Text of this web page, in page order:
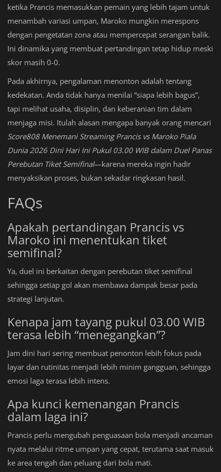
ketika Prancis memasukkan pemain yang lebih tajam untuk
menambah variasi umpan, Maroko mungkin merespons
dengan pengetatan zona atau mempercepat serangan balik.
Ini dinamika yang membuat pertandingan tetap hidup meski
skor masih 0-0.
Pada akhirnya, pengalaman menonton adalah tentang
kedekatan. Anda tidak hanya menilai “siapa lebih bagus”,
tapi melihat usaha, disiplin, dan keberanian tim dalam
menjaga misi. Itulah alasan mengapa banyak orang mencari
Score808 Menemani Streaming Prancis vs Maroko Piala
Dunia 2026 Dini Hari Ini Pukul 03.00 WIB dalam Duel Panas
Perebutan Tiket Semifinal—karena mereka ingin hadir
menyaksikan proses, bukan sekadar ringkasan hasil.
FAQs
Apakah pertandingan Prancis vs
Maroko ini menentukan tiket
semifinal?
Ya, duel ini berkaitan dengan perebutan tiket semifinal
sehingga setiap gol akan membawa dampak besar pada
strategi lanjutan.
Kenapa jam tayang pukul 03.00 WIB
terasa lebih “menegangkan”?
Jam dini hari sering membuat penonton lebih fokus pada
layar dan rutinitas menjadi lebih minim gangguan, sehingga
emosi laga terasa lebih intens.
Apa kunci kemenangan Prancis
dalam laga ini?
Prancis perlu mengubah penguasaan bola menjadi ancaman
nyata melalui ritme umpan yang cepat, terutama saat masuk
ke area tengah dan peluang dari bola mati.